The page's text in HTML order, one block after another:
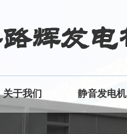
关于我们 静音发电机